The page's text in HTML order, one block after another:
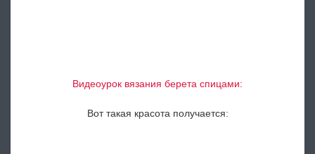
Видеоурок вязания берета спицами:
Вот такая красота получается: